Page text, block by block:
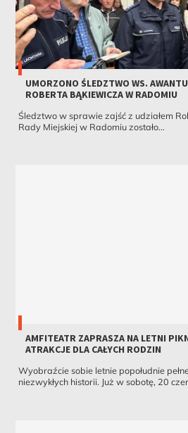
UMORZONO ŚLEDZTWO WS.
ROBERTA BĄKIEWICZA W RADOMIU
Śledztwo w sprawie zajść z udziałem
Rady Miejskiej w Radomiu zostało...
AMFITEATR ZAPRASZA NA LETNI
ATRAKCJE DLA CAŁYCH RODZIN
Wyobraźcie sobie letnie popołudnie
niezwykłych historii. Już w sobotę, 20